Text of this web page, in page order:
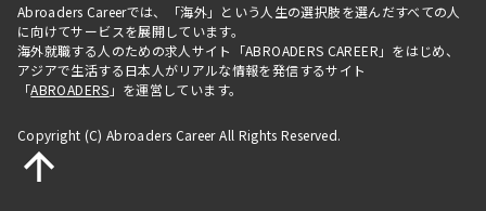
Abroaders Careerでは、「海外」という人生の選択肢を選んだすべての人
に向けてサービスを展開しています。
海外就職する人のための求人サイト「ABROADERS CAREER」をはじめ、
アジアで生活する日本人がリアルな情報を発信するサイト
「ABROADERS 」を運営しています。
Copyright (C) Abroaders Career All Rights Reserved.